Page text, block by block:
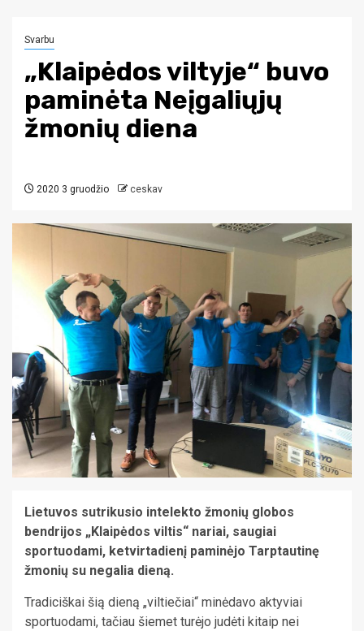
Svarbu
„Klaipėdos viltyje“ buvo
paminėta Neįgaliųjų
žmonių diena
2020 3 gruodžio ceskav
Lietuvos sutrikusio intelekto žmonių globos
bendrijos „Klaipėdos viltis“ nariai, saugiai
sportuodami, ketvirtadienį paminėjo Tarptautinę
žmonių su negalia dieną.
Tradiciškai šią dieną „viltiečiai“ minėdavo aktyviai
sportuodami, tačiau šiemet turėjo judėti kitaip nei